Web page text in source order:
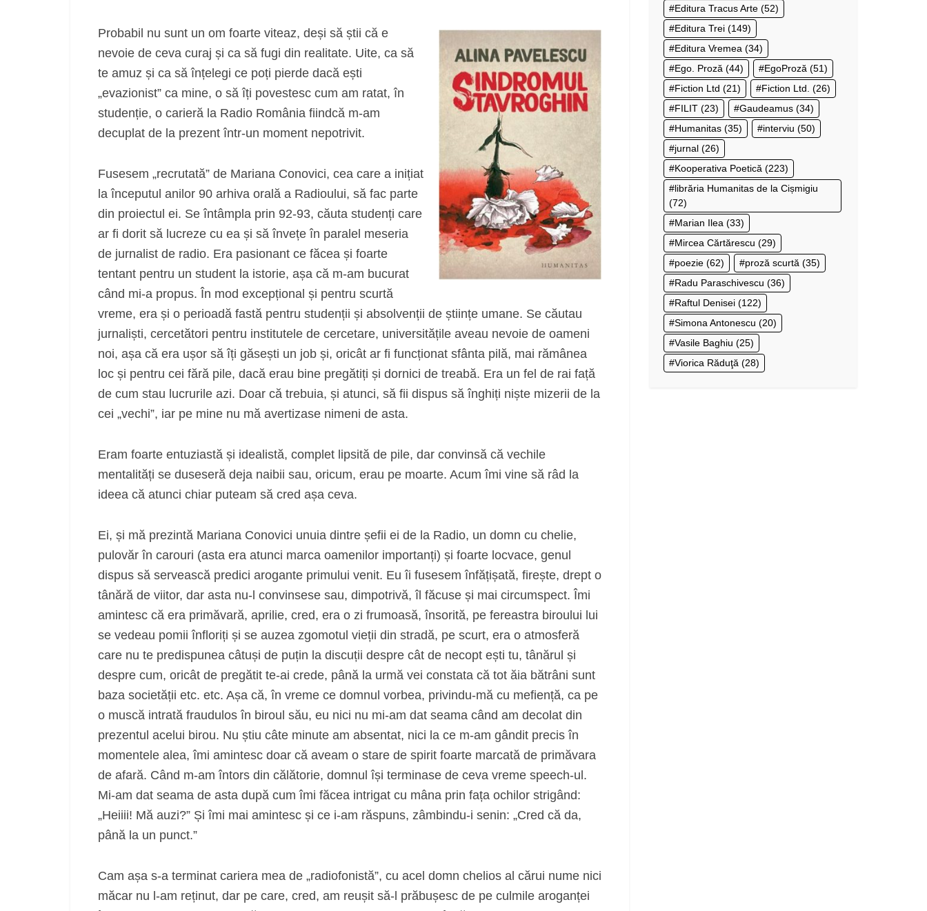
Probabil nu sunt un om foarte viteaz, deși să știi că e
nevoie de ceva curaj și ca să fugi din realitate. Uite, ca să
te amuz și ca să înțelegi ce poți pierde dacă ești
„evazionist” ca mine, o să îți povestesc cum am ratat, în
studenție, o carieră la Radio România fiindcă m-am
decuplat de la prezent într-un moment nepotrivit.
Fusesem „recrutată” de Mariana Conovici, cea care a inițiat
la începutul anilor 90 arhiva orală a Radioului, să fac parte
din proiectul ei. Se întâmpla prin 92-93, căuta studenți care
ar fi dorit să lucreze cu ea și să învețe în paralel meseria
de jurnalist de radio. Era pasionant ce făcea și foarte
tentant pentru un student la istorie, așa că m-am bucurat
când mi-a propus. În mod excepțional și pentru scurtă
vreme, era și o perioadă fastă pentru studenții și absolvenții de științe umane. Se căutau
jurnaliști, cercetători pentru institutele de cercetare, universitățile aveau nevoie de oameni
noi, așa că era ușor să îți găsești un job și, oricât ar fi funcționat sfânta pilă, mai rămânea
loc și pentru cei fără pile, dacă erau bine pregătiți și dornici de treabă. Era un fel de rai față
de cum stau lucrurile azi. Doar că trebuia, și atunci, să fii dispus să înghiți niște mizerii de la
cei „vechi”, iar pe mine nu mă avertizase nimeni de asta.
Eram foarte entuziastă și idealistă, complet lipsită de pile, dar convinsă că vechile
mentalități se duseseră deja naibii sau, oricum, erau pe moarte. Acum îmi vine să râd la
ideea că atunci chiar puteam să cred așa ceva.
Ei, și mă prezintă Mariana Conovici unuia dintre șefii ei de la Radio, un domn cu chelie,
pulovăr în carouri (asta era atunci marca oamenilor importanți) și foarte locvace, genul
dispus să servească predici arogante primului venit. Eu îi fusesem înfățișată, firește, drept o
tânără de viitor, dar asta nu-l convinsese sau, dimpotrivă, îl făcuse și mai circumspect. Îmi
amintesc că era primăvară, aprilie, cred, era o zi frumoasă, însorită, pe fereastra biroului lui
se vedeau pomii înfloriți și se auzea zgomotul vieții din stradă, pe scurt, era o atmosferă
care nu te predispunea câtuși de puțin la discuții despre cât de necopt ești tu, tânărul și
despre cum, oricât de pregătit te-ai crede, până la urmă vei constata că tot ăia bătrâni sunt
baza societății etc. etc. Așa că, în vreme ce domnul vorbea, privindu-mă cu mefiență, ca pe
o muscă intrată fraudulos în biroul său, eu nici nu mi-am dat seama când am decolat din
prezentul acelui birou. Nu știu câte minute am absentat, nici la ce m-am gândit precis în
momentele alea, îmi amintesc doar că aveam o stare de spirit foarte marcată de primăvara
de afară. Când m-am întors din călătorie, domnul își terminase de ceva vreme speech-ul.
Mi-am dat seama de asta după cum îmi făcea intrigat cu mâna prin fața ochilor strigând:
„Heiiii! Mă auzi?” Și îmi mai amintesc și ce i-am răspuns, zâmbindu-i senin: „Cred că da,
până la un punct.”
Cam așa s-a terminat cariera mea de „radiofonistă”, cu acel domn chelios al cărui nume nici
măcar nu l-am reținut, dar pe care, cred, am reușit să-l prăbușesc de pe culmile aroganței
Editura Tracus Arte (52)
Editura Trei (149)
Editura Vremea (34)
Ego. Proză (44) EgoProză (51)
Fiction Ltd (21) Fiction Ltd. (26)
FILIT (23) Gaudeamus (34)
Humanitas (35) interviu (50)
jurnal (26)
Kooperativa Poetică (223)
librăria Humanitas de la Cișmigiu
(72)
Marian Ilea (33)
Mircea Cărtărescu (29)
poezie (62) proză scurtă (35)
Radu Paraschivescu (36)
Raftul Denisei (122)
Simona Antonescu (20)
Vasile Baghiu (25)
Viorica Răduţă (28)